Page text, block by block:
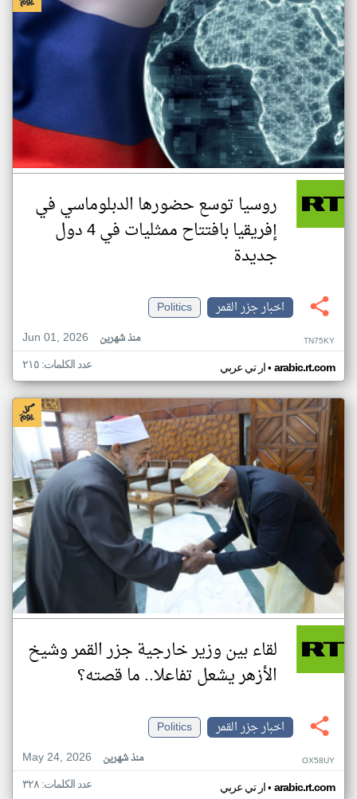
روسيا توسع حضورها الدبلوماسي في
إفريقيا بافتتاح ممثليات في 4 دول
جديدة
اخبار جزر القمر
Politics
Jun 01, 2026
منذ شهرين TN75KY
ار تي عربي• arabic.rt.com عدد الكلمات: ٢١٥
لقاء بين وزير خارجية جزر القمر وشيخ
الأزهر يشعل تفاعلا.. ما قصته؟
اخبار جزر القمر
Politics
May 24, 2026
منذ شهرين OX58UY
ار تي عربي• arabic.rt.com عدد الكلمات: ٣٢٨